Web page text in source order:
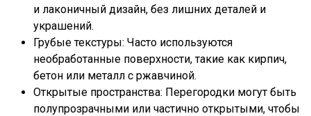
и лаконичный дизайн, без лишних деталей и
украшений.
Грубые текстуры: Часто используются
необработанные поверхности, такие как кирпич,
бетон или металл с ржавчиной.
Открытые пространства: Перегородки могут быть
полупрозрачными или частично открытыми, чтобы